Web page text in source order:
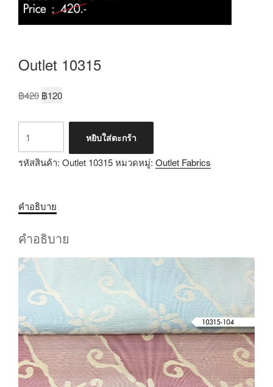
Outlet 10315
฿420 ฿120
หยิบใส่ตะกร้า
รหัสสินค้า: Outlet 10315หมวดหมู่: Outlet Fabrics
คำอธิบาย
คำอธิบาย